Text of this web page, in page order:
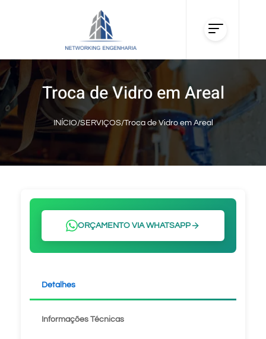
Troca de Vidro em Areal
INÍCIO/SERVIÇOS/Troca de Vidro em Areal
ORÇAMENTO VIA WHATSAPP
Detalhes
Informações Técnicas